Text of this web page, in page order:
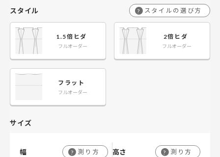
スタイル ? スタイルの選び方
1.5倍ヒダ
フルオーダー
2倍ヒダ
フルオーダー
フラット
フルオーダー
サイズ
幅 ? 測り方 高さ ? 測り方